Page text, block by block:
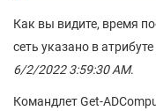
Как вы видите, время
сеть указано в
6/2/2022 3:59:30 AM.
Командлет Get-